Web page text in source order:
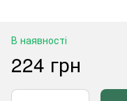
В наявності
224 грн